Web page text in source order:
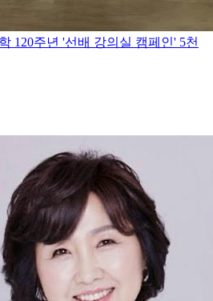
120주년 '선배 강의실 캠페인' 5천